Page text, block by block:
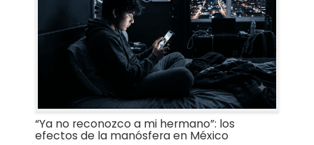
“Ya no reconozco a mi hermano”: los
efectos de la manósfera en México